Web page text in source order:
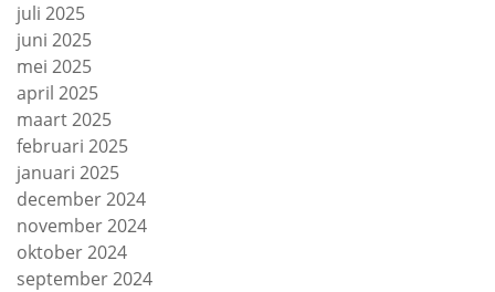
juli 2025
juni 2025
mei 2025
april 2025
maart 2025
februari 2025
januari 2025
december 2024
november 2024
oktober 2024
september 2024